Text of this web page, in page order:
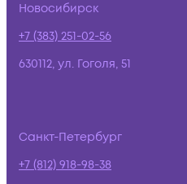
Новосибирск
+7 (383) 251-02-56
630112, ул. Гоголя, 51
Санкт-Петербург
+7 (812) 918-98-38